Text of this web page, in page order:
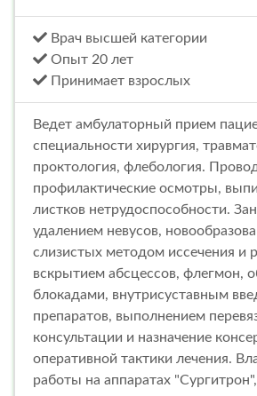
Врач высшей категории
Опыт 20 лет
Принимает взрослых
Ведет амбулаторный прием
специальности хирургия,
проктология, флебология.
профилактические осмотры,
листков нетрудоспособности.
удалением невусов,
слизистых методом иссечения и
вскрытием абсцессов, флегмон,
блокадами, внутрисуставным
препаратов, выполнением
консультации и назначение
оперативной тактики лечения.
работы на аппаратах